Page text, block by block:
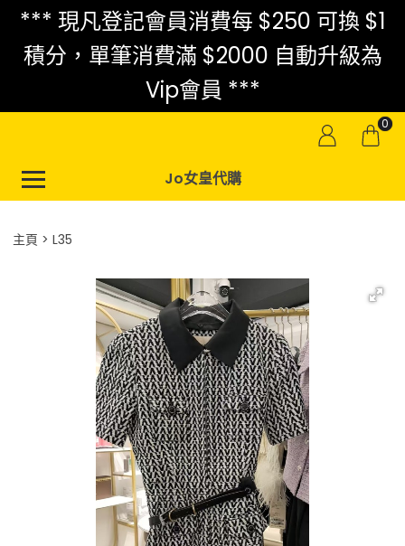
*** 現凡登記會員消費每 $250 可換 $1
積分，單筆消費滿 $2000 自動升級為
Vip會員 ***
0
Jo女皇代購
主頁 L35